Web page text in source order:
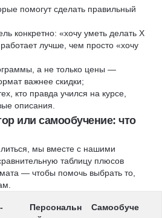
помогут сделать правильный
конкретно: «хочу уметь делать X
лучше, чем просто «хочу
а не только цены —
важнее скидки;
кто правда учился на курсе,
описания.
или самообучение: что
мы вместе с нашими
таблицу плюсов
— чтобы помочь выбрать то,
Персональн
Самообуче